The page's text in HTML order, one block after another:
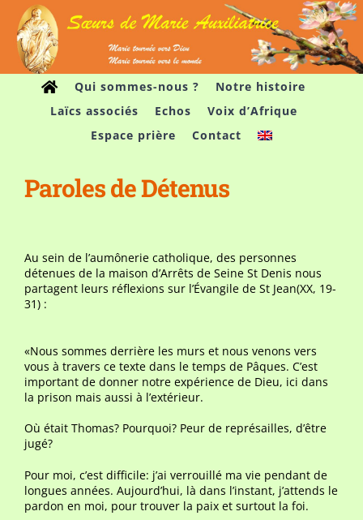
Passer
contenu
Qui sommes-nous ?
Notre histoire
Laïcs associés
Echos
Voix d’Afrique
Espace prière
Contact
Paroles de Détenus
Au sein de l’aumônerie catholique, des personnes
détenues de la maison d’Arrêts de Seine St Denis nous
partagent leurs réflexions sur l’Évangile de St Jean(XX, 19-
31) :
«Nous sommes derrière les murs et nous venons vers
vous à travers ce texte dans le temps de Pâques. C’est
important de donner notre expérience de Dieu, ici dans
la prison mais aussi à l’extérieur.
Où était Thomas? Pourquoi? Peur de représailles, d’être
jugé?
Pour moi, c’est difficile: j’ai verrouillé ma vie pendant de
longues années. Aujourd’hui, là dans l’instant, j’attends le
pardon en moi, pour trouver la paix et surtout la foi.